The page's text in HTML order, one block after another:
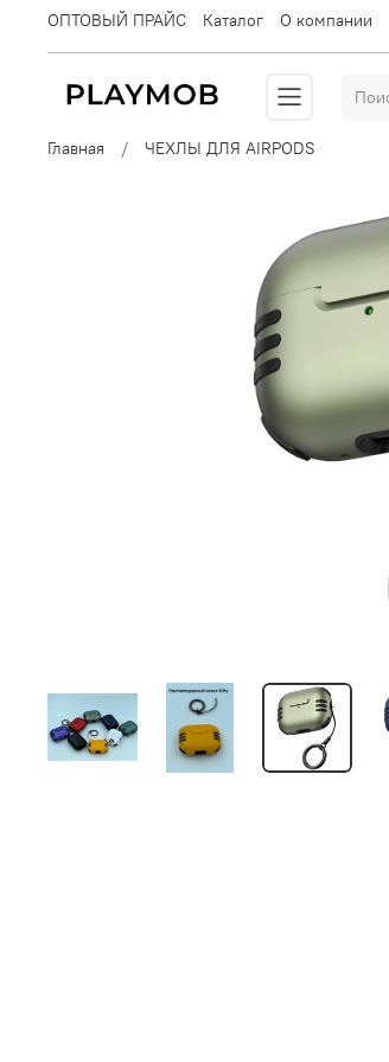
ОПТОВЫЙ ПРАЙС Каталог О компании
Главная
ЧЕХЛЫ ДЛЯ AIRPODS